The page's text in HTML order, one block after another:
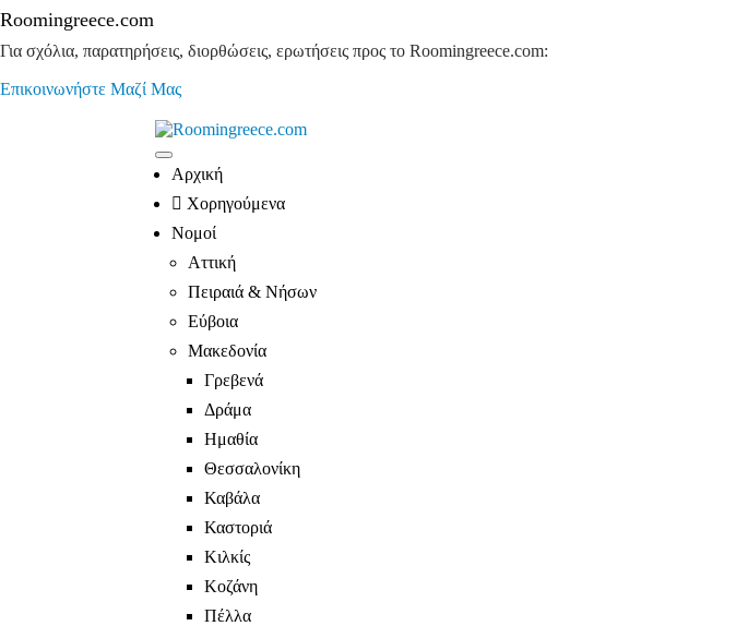
Roomingreece.com
Για σχόλια, παρατηρήσεις, διορθώσεις, ερωτήσεις προς το Roomingreece.com:
Επικοινωνήστε Μαζί Μας
Αρχική
Χορηγούμενα
Νομοί
Αττική
Πειραιά & Νήσων
Εύβοια
Μακεδονία
Γρεβενά
Δράμα
Ημαθία
Θεσσαλονίκη
Καβάλα
Καστοριά
Κιλκίς
Κοζάνη
Πέλλα